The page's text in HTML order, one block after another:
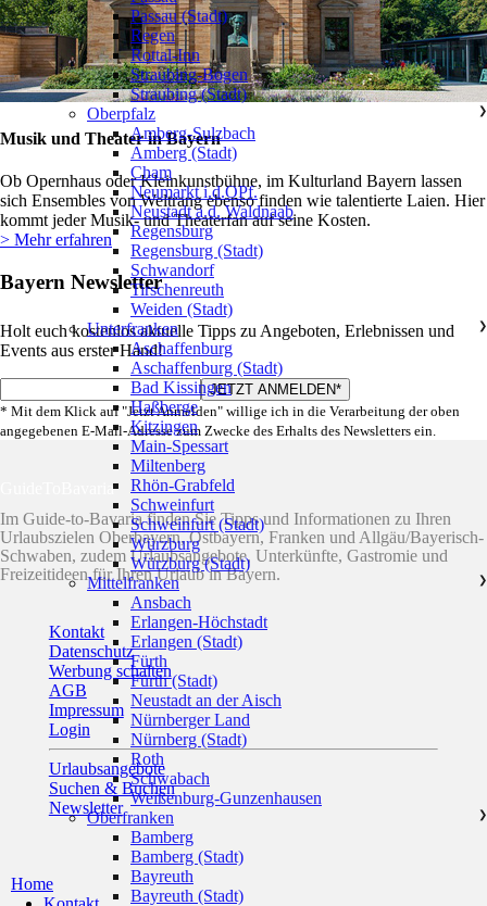
Musik und Theater in Bayern
Ob Opernhaus oder Kleinkunstbühne, im Kulturland Bayern lassen
sich Ensembles von Weltrang ebenso finden wie talentierte Laien. Hier
kommt jeder Musik- und Theaterfan auf seine Kosten.
> Mehr erfahren
Bayern Newsletter
Holt euch kostenlos aktuelle Tipps zu Angeboten, Erlebnissen und
Events aus erster Hand!
* Mit dem Klick auf "Jetzt Anmelden" willige ich in die Verarbeitung der oben
angegebenen E-Mail-Adresse zum Zwecke des Erhalts des Newsletters ein.
GuideToBavaria
Im Guide-to-Bavaria finden Sie Tipps und Informationen zu Ihren
Urlaubszielen Oberbayern, Ostbayern, Franken und Allgäu/Bayerisch-
Schwaben, zudem Urlaubsangebote, Unterkünfte, Gastromie und
Freizeitideen für Ihren Urlaub in Bayern.
Kontakt
Datenschutz
Werbung schalten
AGB
Impressum
Login
Urlaubsangebote
Suchen & Buchen
Newsletter
Home
Passau (Stadt)
Regen
Rottal-Inn
Straubing-Bogen
Straubing (Stadt)
Oberpfalz
❯
Amberg-Sulzbach
Amberg (Stadt)
Cham
Neumarkt i.d.OPf.
Neustadt a.d. Waldnaab
Regensburg
Regensburg (Stadt)
Schwandorf
Tirschenreuth
Weiden (Stadt)
Unterfranken
❯
Aschaffenburg
Aschaffenburg (Stadt)
Bad Kissingen
Haßberge
Kitzingen
Main-Spessart
Miltenberg
Rhön-Grabfeld
Schweinfurt
Schweinfurt (Stadt)
Würzburg
Würzburg (Stadt)
Mittelfranken
❯
Ansbach
Erlangen-Höchstadt
Erlangen (Stadt)
Fürth
Fürth (Stadt)
Neustadt an der Aisch
Nürnberger Land
Nürnberg (Stadt)
Roth
Schwabach
Weißenburg-Gunzenhausen
Oberfranken
❯
Bamberg
Bamberg (Stadt)
Bayreuth
Bayreuth (Stadt)